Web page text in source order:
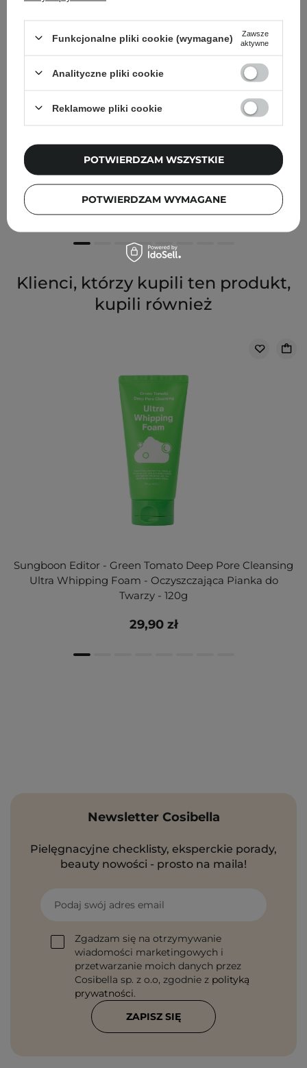
Kaine - Green Calm Aqua Cream - Łagodzący Krem
82,00 zł
Klienci, którzy kupili ten produkt,
kupili również
Sungboon Editor - Green Tomato Deep Pore Cleansing
Ultra Whipping Foam - Oczyszczająca Pianka do
Twarzy - 120g
29,90 zł
Newsletter Cosibella
Pielęgnacyjne checklisty, eksperckie porady,
beauty nowości - prosto na maila!
Podaj swój adres email
Zgadzam się na otrzymywanie
wiadomości marketingowych i
przetwarzanie moich danych przez
Cosibella sp. z o.o, zgodnie z polityką
prywatności.
ZAPISZ SIĘ
Funkcjonalne pliki cookie (wymagane)
Zawsze
aktywne
Analityczne pliki cookie
Reklamowe pliki cookie
POTWIERDZAM WYMAGANE
POTWIERDZAM WSZYSTKIE